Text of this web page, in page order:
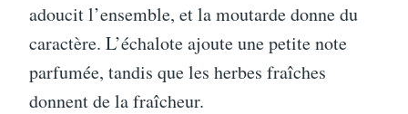
adoucit l’ensemble, et la moutarde donne du
caractère. L’échalote ajoute une petite note
parfumée, tandis que les herbes fraîches
donnent de la fraîcheur.